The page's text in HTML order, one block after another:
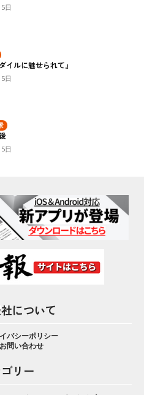
日
イルに魅せられて』
日
日
について
バシーポリシー
お問い合わせ
リー